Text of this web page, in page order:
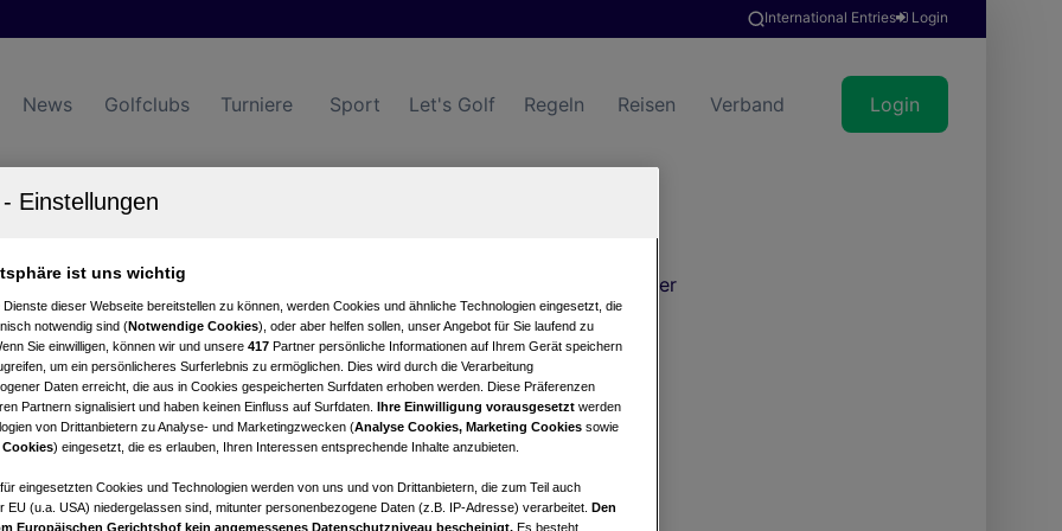
International Entries Login
News Golfclubs Turniere Sport Let's Golf Regeln Reisen Verband Login
Turnierkalender
Statistik
ist uns wichtig
Dienste dieser Webseite bereitstellen zu können, werden Cookies und ähnliche Technologien eingesetzt, die
notwendig sind (Notwendige Cookies), oder aber helfen sollen, unser Angebot für Sie laufend zu
Sie einwilligen, können wir und unsere 417 Partner persönliche Informationen auf Ihrem Gerät speichern
um ein persönlicheres Surferlebnis zu ermöglichen. Dies wird durch die Verarbeitung
Daten erreicht, die aus in Cookies gespeicherten Surfdaten erhoben werden. Diese Präferenzen
Partnern signalisiert und haben keinen Einfluss auf Surfdaten. Ihre Einwilligung vorausgesetzt werden
von Drittanbietern zu Analyse- und Marketingzwecken (Analyse Cookies, Marketing Cookies sowie
) eingesetzt, die es erlauben, Ihren Interessen entsprechende Inhalte anzubieten.
eingesetzten Cookies und Technologien werden von uns und von Drittanbietern, die zum Teil auch
EU (u.a. USA) niedergelassen sind, mitunter personenbezogene Daten (z.B. IP-Adresse) verarbeitet. Den
Europäischen Gerichtshof kein angemessenes Datenschutzniveau bescheinigt. Es besteht